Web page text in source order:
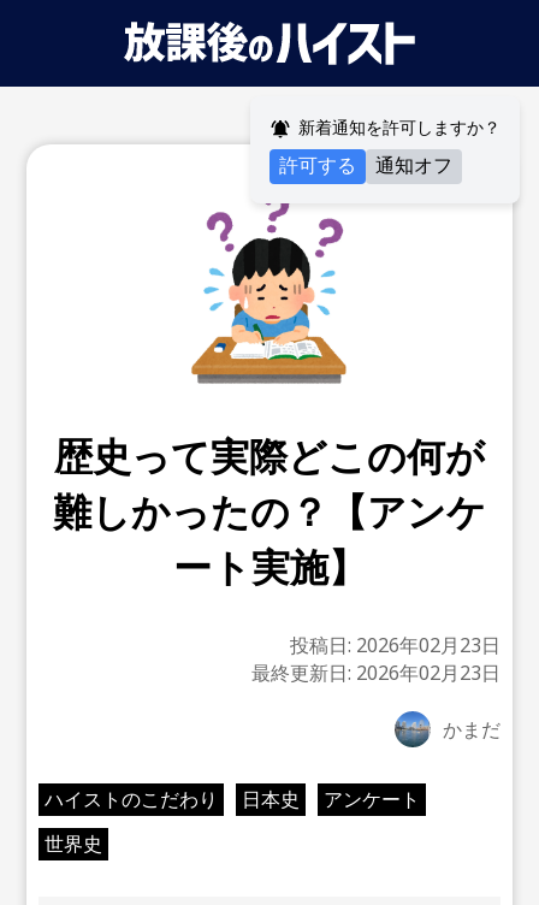
新着通知を許可しますか？
許可する 通知オフ
歴史って実際どこの何が
難しかったの？【アンケ
ート実施】
投稿日: 2026年02月23日
最終更新日: 2026年02月23日
かまだ
ハイストのこだわり 日本史
アンケート
世界史